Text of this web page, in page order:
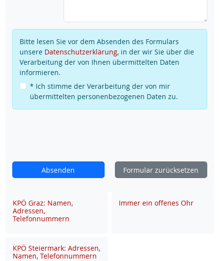
Bitte lesen Sie vor dem Absenden des Formulars
unsere Datenschutzerklärung, in der wir Sie über die
Verarbeitung der von Ihnen übermittelten Daten
informieren.
* Ich stimme der Verarbeitung der von mir
übermittelten personenbezogenen Daten zu.
Absenden Formular zurücksetzen
KPÖ Graz: Namen,
Adressen,
Telefonnummern
Immer ein offenes Ohr
KPÖ Steiermark: Adressen,
Namen, Telefonnummern